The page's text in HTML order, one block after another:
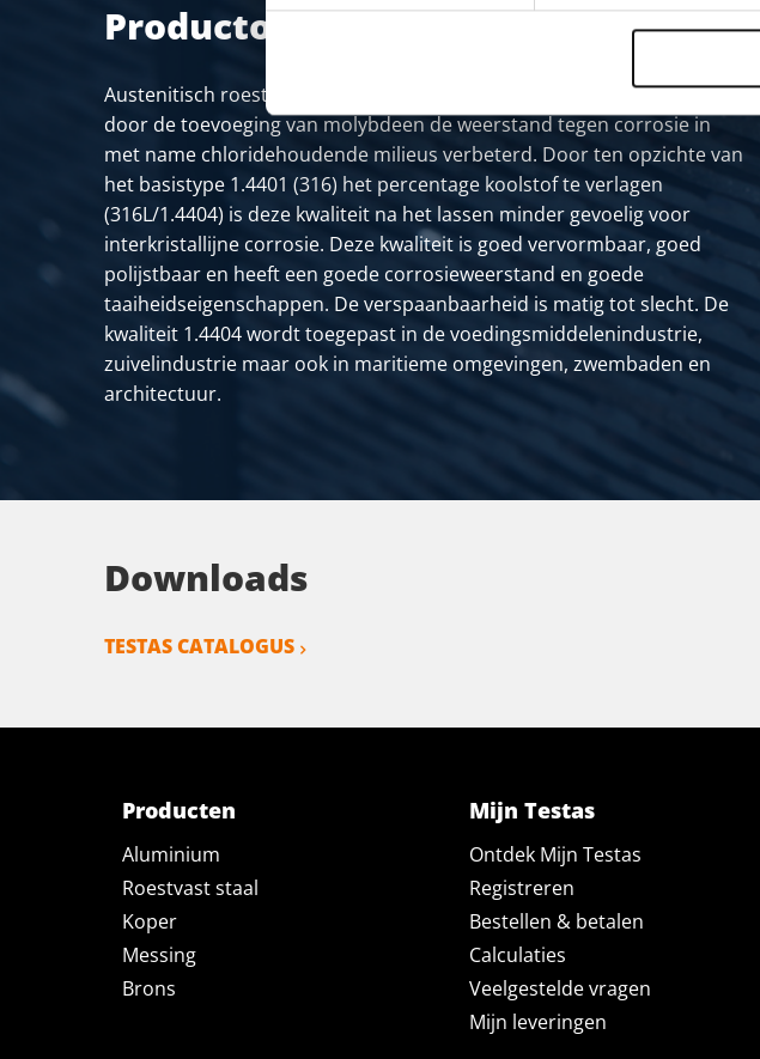
Productomschrijving
Austenitisch roestvast staal. Ten opzichte van het type AISI 1.4301 is
door de toevoeging van molybdeen de weerstand tegen corrosie in
met name chloridehoudende milieus verbeterd. Door ten opzichte van
het basistype 1.4401 (316) het percentage koolstof te verlagen
(316L/1.4404) is deze kwaliteit na het lassen minder gevoelig voor
interkristallijne corrosie. Deze kwaliteit is goed vervormbaar, goed
polijstbaar en heeft een goede corrosieweerstand en goede
taaiheidseigenschappen. De verspaanbaarheid is matig tot slecht. De
kwaliteit 1.4404 wordt toegepast in de voedingsmiddelenindustrie,
zuivelindustrie maar ook in maritieme omgevingen, zwembaden en
architectuur.
Downloads
TESTAS CATALOGUS
Producten
Aluminium
Roestvast staal
Koper
Messing
Brons
Mijn Testas
Ontdek Mijn Testas
Registreren
Bestellen & betalen
Calculaties
Veelgestelde vragen
Mijn leveringen